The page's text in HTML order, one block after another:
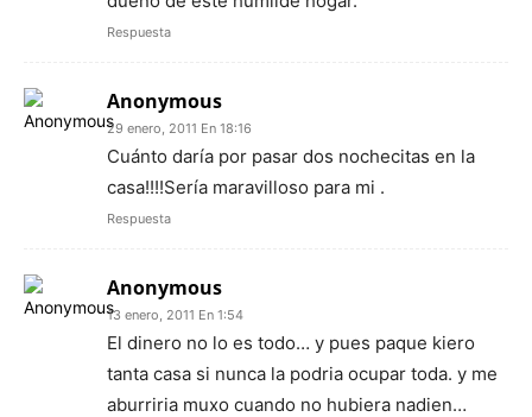
Respuesta
Anonymous
29 enero, 2011 En 18:16
Cuánto daría por pasar dos nochecitas en la
casa!!!!Sería maravilloso para mi .
Respuesta
Anonymous
13 enero, 2011 En 1:54
El dinero no lo es todo… y pues paque kiero
tanta casa si nunca la podria ocupar toda. y me
aburriria muxo cuando no hubiera nadien…